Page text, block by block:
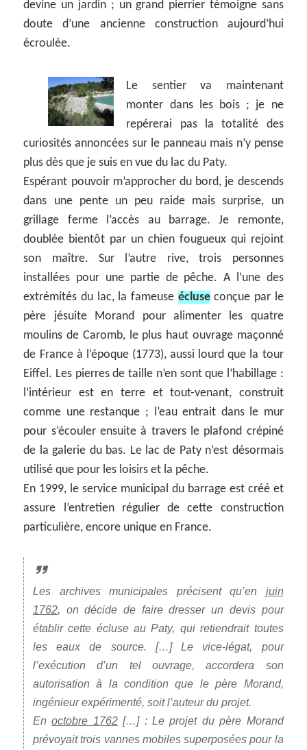
devine un jardin ; un grand pierrier témoigne sans
doute d’une ancienne construction aujourd’hui
écroulée.
Le sentier va maintenant
monter dans les bois ; je ne
repérerai pas la totalité des
curiosités annoncées sur le panneau mais n’y pense
plus dès que je suis en vue du lac du Paty.
Espérant pouvoir m’approcher du bord, je descends
dans une pente un peu raide mais surprise, un
grillage ferme l’accès au barrage. Je remonte,
doublée bientôt par un chien fougueux qui rejoint
son maître. Sur l’autre rive, trois personnes
installées pour une partie de pêche. A l’une des
extrémités du lac, la fameuse écluseconçue par le
père jésuite Morand pour alimenter les quatre
moulins de Caromb, le plus haut ouvrage maçonné
de France à l’époque (1773), aussi lourd que la tour
Eiffel. Les pierres de taille n’en sont que l’habillage :
l’intérieur est en terre et tout-venant, construit
comme une restanque ; l’eau entrait dans le mur
pour s’écouler ensuite à travers le plafond crépiné
de la galerie du bas. Le lac de Paty n’est désormais
utilisé que pour les loisirs et la pêche.
En 1999, le service municipal du barrage est créé et
assure l’entretien régulier de cette construction
particulière, encore unique en France.
Les archives municipales précisent qu’en juin
1762, on décide de faire dresser un devis pour
établir cette écluse au Paty, qui retiendrait toutes
les eaux de source. […] Le vice-légat, pour
l’exécution d’un tel ouvrage, accordera son
autorisation à la condition que le père Morand,
ingénieur expérimenté, soit l’auteur du projet.
Enoctobre 1762[…] : Le projet du père Morand
prévoyait trois vannes mobiles superposées pour la